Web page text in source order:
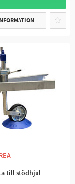
till stödhjul